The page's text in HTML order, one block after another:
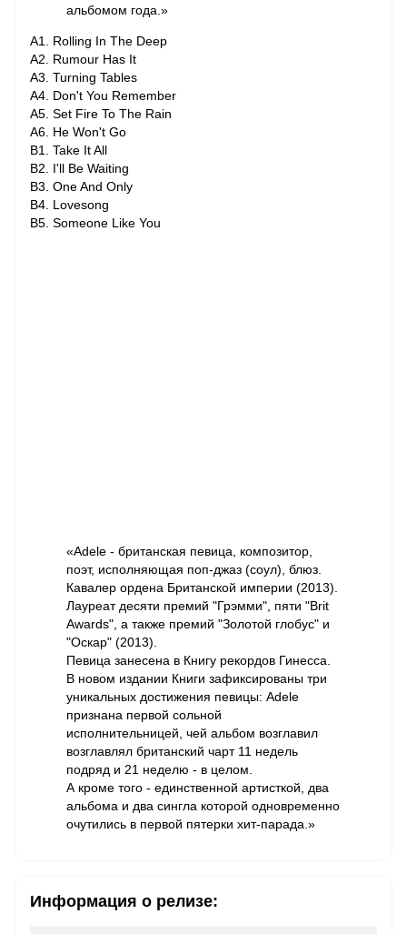
альбомом года.»
A1. Rolling In The Deep
A2. Rumour Has It
A3. Turning Tables
A4. Don't You Remember
A5. Set Fire To The Rain
A6. He Won't Go
B1. Take It All
B2. I'll Be Waiting
B3. One And Only
B4. Lovesong
B5. Someone Like You
«Adele - британская певица, композитор,
поэт, исполняющая поп-джаз (соул), блюз.
Кавалер ордена Британской империи (2013).
Лауреат десяти премий "Грэмми", пяти "Brit
Awards", а также премий "Золотой глобус" и
"Оскар" (2013).
Певица занесена в Книгу рекордов Гинесса.
В новом издании Книги зафиксированы три
уникальных достижения певицы: Adele
признана первой сольной
исполнительницей, чей альбом возглавил
возглавлял британский чарт 11 недель
подряд и 21 неделю - в целом.
А кроме того - единственной артисткой, два
альбома и два сингла которой одновременно
очутились в первой пятерки хит-парада.»
Информация о релизе: